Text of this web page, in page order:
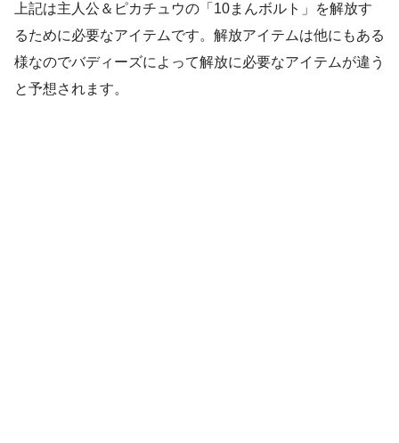
上記は主人公＆ピカチュウの「10まんボルト」を解放す
るために必要なアイテムです。解放アイテムは他にもある
様なのでバディーズによって解放に必要なアイテムが違う
と予想されます。